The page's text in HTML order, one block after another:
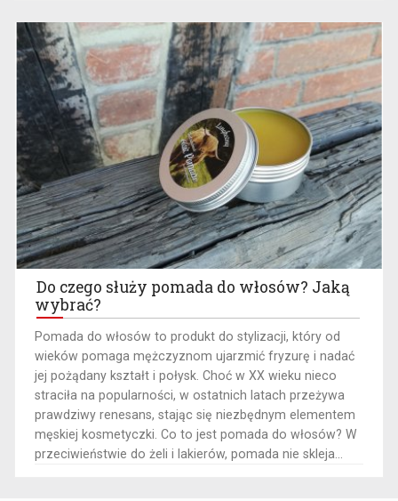
Do czego służy pomada do włosów? Jaką
wybrać?
Pomada do włosów to produkt do stylizacji, który od
wieków pomaga mężczyznom ujarzmić fryzurę i nadać
jej pożądany kształt i połysk. Choć w XX wieku nieco
straciła na popularności, w ostatnich latach przeżywa
prawdziwy renesans, stając się niezbędnym elementem
męskiej kosmetyczki. Co to jest pomada do włosów? W
przeciwieństwie do żeli i lakierów, pomada nie skleja...